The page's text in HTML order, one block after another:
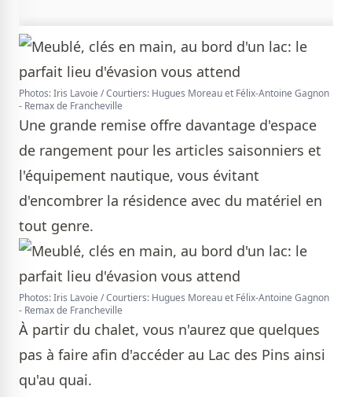
Photos: Iris Lavoie / Courtiers: Hugues Moreau et Félix-Antoine Gagnon
- Remax de Francheville
Une grande remise offre davantage d'espace
de rangement pour les articles saisonniers et
l'équipement nautique, vous évitant
d'encombrer la résidence avec du matériel en
tout genre.
Photos: Iris Lavoie / Courtiers: Hugues Moreau et Félix-Antoine Gagnon
- Remax de Francheville
À partir du chalet, vous n'aurez que quelques
pas à faire afin d'accéder au Lac des Pins ainsi
qu'au quai.